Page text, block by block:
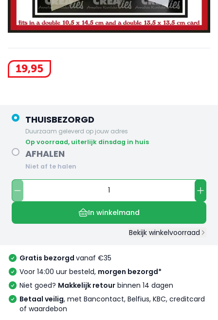
19,95
THUISBEZORGD
Duurzaam geleverd op jouw adres
op voorraad, uiterlijk dinsdag in huis
AFHALEN
Niet af te halen
In winkelmand
Bekijk winkelvoorraad
Gratis bezorgd vanaf €35
Voor 14:00 uur besteld, morgen bezorgd*
Niet goed? Makkelijk retour binnen 14 dagen
Betaal veilig, met Bancontact, Belfius, KBC, creditcard
of waardebon